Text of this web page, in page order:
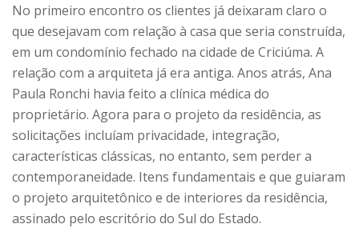
No primeiro encontro os clientes já deixaram claro o
que desejavam com relação à casa que seria construída,
em um condomínio fechado na cidade de Criciúma. A
relação com a arquiteta já era antiga. Anos atrás, Ana
Paula Ronchi havia feito a clínica médica do
proprietário. Agora para o projeto da residência, as
solicitações incluíam privacidade, integração,
características clássicas, no entanto, sem perder a
contemporaneidade. Itens fundamentais e que guiaram
o projeto arquitetônico e de interiores da residência,
assinado pelo escritório do Sul do Estado.